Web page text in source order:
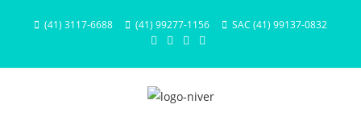
(41) 3117-6688 (41) 99277-1156 SAC (41) 99137-0832